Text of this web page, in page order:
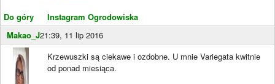
Do góry
Instagram Ogrodowiska
Makao_J21:39, 11 lip 2016
Krzewuszki są ciekawe i ozdobne. U mnie Variegata kwitnie
od ponad miesiąca.